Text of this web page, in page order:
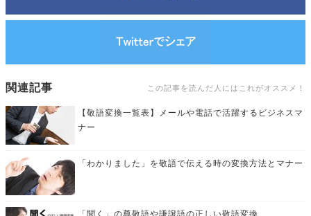
関連記事 この記事を読んだ人にはこれがオススメ！
【敬語変換一覧表】メールや電話で活躍するビジネスマ
ナー
「わかりました」を敬語で伝える時の変換方法とマナー
「聞く」の尊敬語や謙譲語の正しい敬語変換